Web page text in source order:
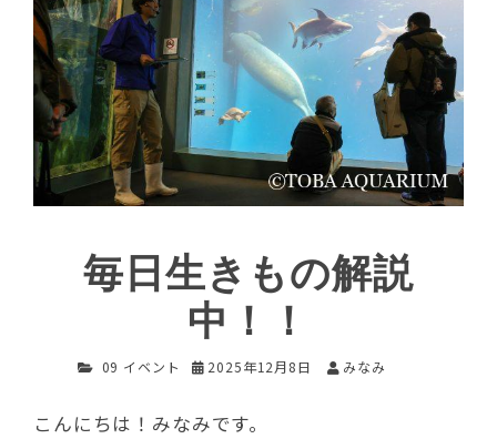
毎日生きもの解説
中！！
09 イベント 2025年12月8日 みなみ
こんにちは！みなみです。